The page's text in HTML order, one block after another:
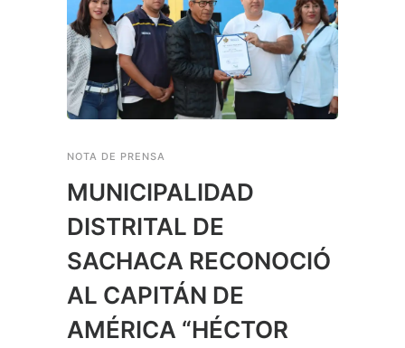
NOTA DE PRENSA
MUNICIPALIDAD
DISTRITAL DE
SACHACA RECONOCIÓ
AL CAPITÁN DE
AMÉRICA “HÉCTOR